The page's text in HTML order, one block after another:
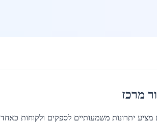
מרכז
מציע יתרונות משמעותיים לספקים ולקוחות כאחד